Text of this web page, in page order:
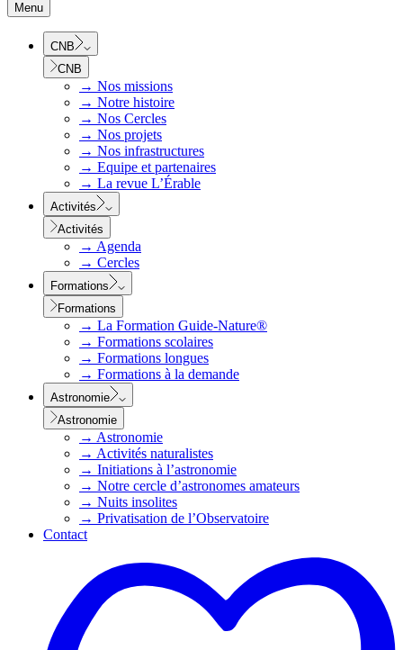
Menu
CNB
CNB
→ Nos missions
→ Notre histoire
→ Nos Cercles
→ Nos projets
→ Nos infrastructures
→ Equipe et partenaires
→ La revue L’Érable
Activités
Activités
→ Agenda
→ Cercles
Formations
Formations
→ La Formation Guide-Nature®
→ Formations scolaires
→ Formations longues
→ Formations à la demande
Astronomie
Astronomie
→ Astronomie
→ Activités naturalistes
→ Initiations à l’astronomie
→ Notre cercle d’astronomes amateurs
→ Nuits insolites
→ Privatisation de l’Observatoire
Contact